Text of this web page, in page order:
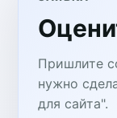
Пришлите
нужно
для сайта".